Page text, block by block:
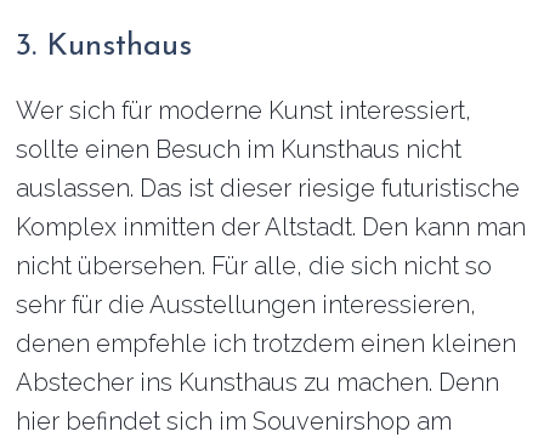
3. Kunsthaus
Wer sich für moderne Kunst interessiert,
sollte einen Besuch im Kunsthaus nicht
auslassen. Das ist dieser riesige futuristische
Komplex inmitten der Altstadt. Den kann man
nicht übersehen. Für alle, die sich nicht so
sehr für die Ausstellungen interessieren,
denen empfehle ich trotzdem einen kleinen
Abstecher ins Kunsthaus zu machen. Denn
hier befindet sich im Souvenirshop am